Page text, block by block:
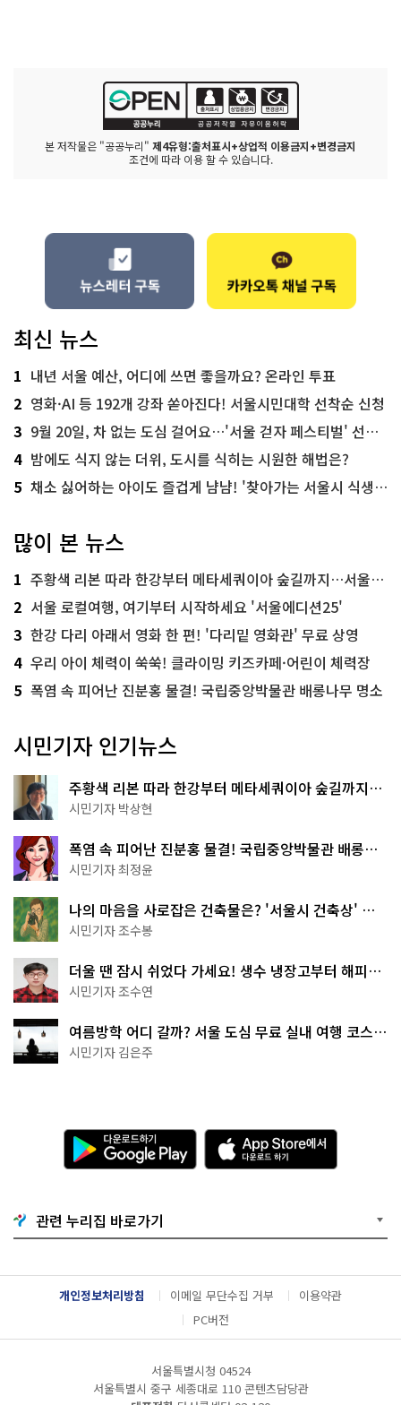
본 저작물은 "공공누리" 제4유형:출처표시+상업적 이용금지+변경금지
조건에 따라 이용 할 수 있습니다.
최신 뉴스
1 내년 서울 예산, 어디에 쓰면 좋을까요? 온라인 투표
2 영화·AI 등 192개 강좌 쏟아진다! 서울시민대학 선착순 신청
3 9월 20일, 차 없는 도심 걸어요…'서울 걷자 페스티벌' 선착순 5천명
4 밤에도 식지 않는 더위, 도시를 식히는 시원한 해법은?
5 채소 싫어하는 아이도 즐겁게 냠냠! '찾아가는 서울시 식생활 교육' 현장
많이 본 뉴스
1 주황색 리본 따라 한강부터 메타세쿼이아 숲길까지…서울둘레길 15코스
2 서울 로컬여행, 여기부터 시작하세요 '서울에디션25'
3 한강 다리 아래서 영화 한 편! '다리밑 영화관' 무료 상영
4 우리 아이 체력이 쑥쑥! 클라이밍 키즈카페·어린이 체력장
5 폭염 속 피어난 진분홍 물결! 국립중앙박물관 배롱나무 명소
시민기자 인기뉴스
주황색 리본 따라 한강부터 메타세쿼이아 숲길까지…
서울둘레길 15코스
시민기자 박상현
폭염 속 피어난 진분홍 물결! 국립중앙박물관 배롱나
무 명소
시민기자 최정윤
나의 마음을 사로잡은 건축물은? '서울시 건축상' 수
상작 공개!
시민기자 조수봉
더울 땐 잠시 쉬었다 가세요! 생수 냉장고부터 해피소
·무더위쉼터까지
시민기자 조수연
여름방학 어디 갈까? 서울 도심 무료 실내 여행 코스
추천
시민기자 김은주
다
운
로
기
G
o
g
l
e
A
p
p
e
서
다
운
관련 누리집 바로가기
개인정보처리방침 이메일 무단수집 거부
이용약관
PC버전
서울특별시청 04524
서울특별시 중구 세종대로 110 콘텐츠담당관